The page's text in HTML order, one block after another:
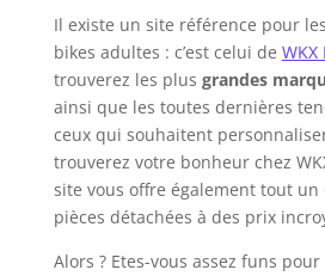
Il existe un site référence pour
bikes adultes : c’est celui de WKX
trouverez les plus grandes
ainsi que les toutes dernières
ceux qui souhaitent
trouverez votre bonheur chez
site vous offre également tout un
pièces détachées à des prix
Alors ? Etes-vous assez funs